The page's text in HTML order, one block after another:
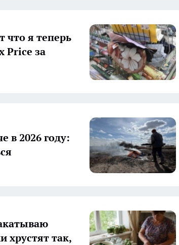
я теперь
Price за
в 2026 году:
хрустят так,